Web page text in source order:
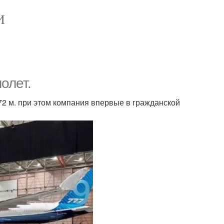
м. при этом компания впервые в гражданской